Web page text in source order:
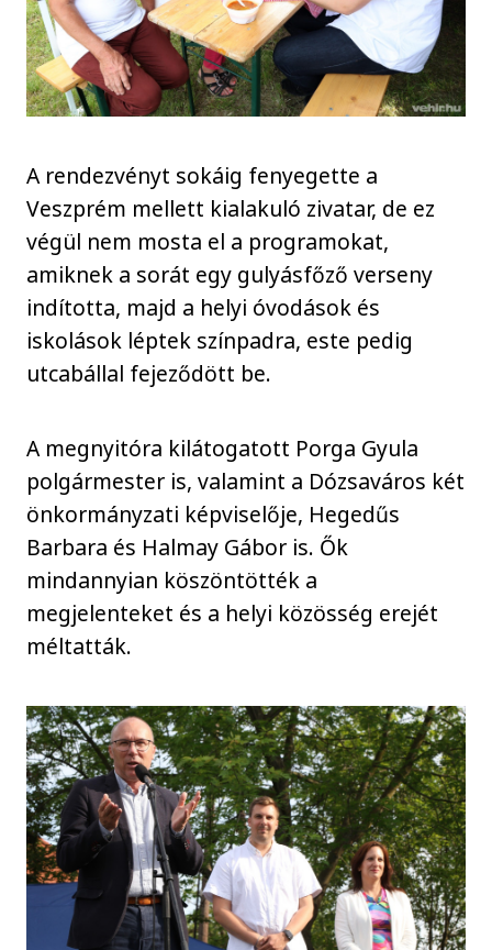
A rendezvényt sokáig fenyegette a
Veszprém mellett kialakuló zivatar, de ez
végül nem mosta el a programokat,
amiknek a sorát egy gulyásfőző verseny
indította, majd a helyi óvodások és
iskolások léptek színpadra, este pedig
utcabállal fejeződött be.
A megnyitóra kilátogatott Porga Gyula
polgármester is, valamint a Dózsaváros két
önkormányzati képviselője, Hegedűs
Barbara és Halmay Gábor is. Ők
mindannyian köszöntötték a
megjelenteket és a helyi közösség erejét
méltatták.